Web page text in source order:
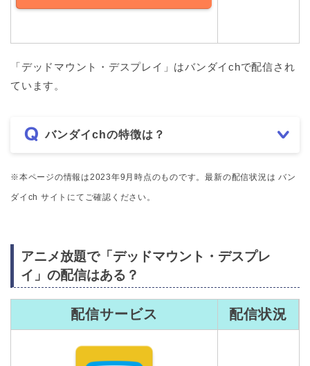
「デッドマウント・デスプレイ」はバンダイchで配信され
ています。
バンダイchの特徴は？
※本ページの情報は2023年9月時点のものです。最新の配信状況は バン
ダイch サイトにてご確認ください。
アニメ放題で「デッドマウント・デスプレ
イ」の配信はある？
配信サービス 配信状況